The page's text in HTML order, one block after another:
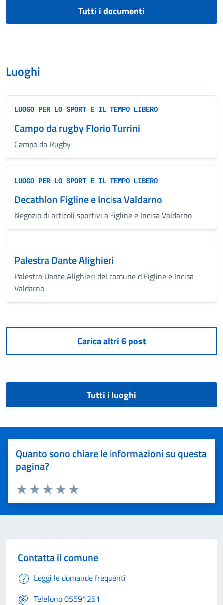
Tutti i documenti
Luoghi
LUOGO PER LO SPORT E IL TEMPO LIBERO
Campo da rugby Florio Turrini
Campo da Rugby
LUOGO PER LO SPORT E IL TEMPO LIBERO
Decathlon Figline e Incisa Valdarno
Negozio di articoli sportivi a Figline e Incisa Valdarno
Palestra Dante Alighieri
Palestra Dante Alighieri del comune d Figline e Incisa
Valdarno
Tutti i luoghi
Quanto sono chiare le informazioni su questa
pagina?
Valuta 5 stelle su 5
Valuta 4 stelle su 5
Valuta 3 stelle su 5
Valuta 2 stelle su 5
Valuta 1 stelle su 5
Contatta il comune
Leggi le domande frequenti
Telefono 05591251